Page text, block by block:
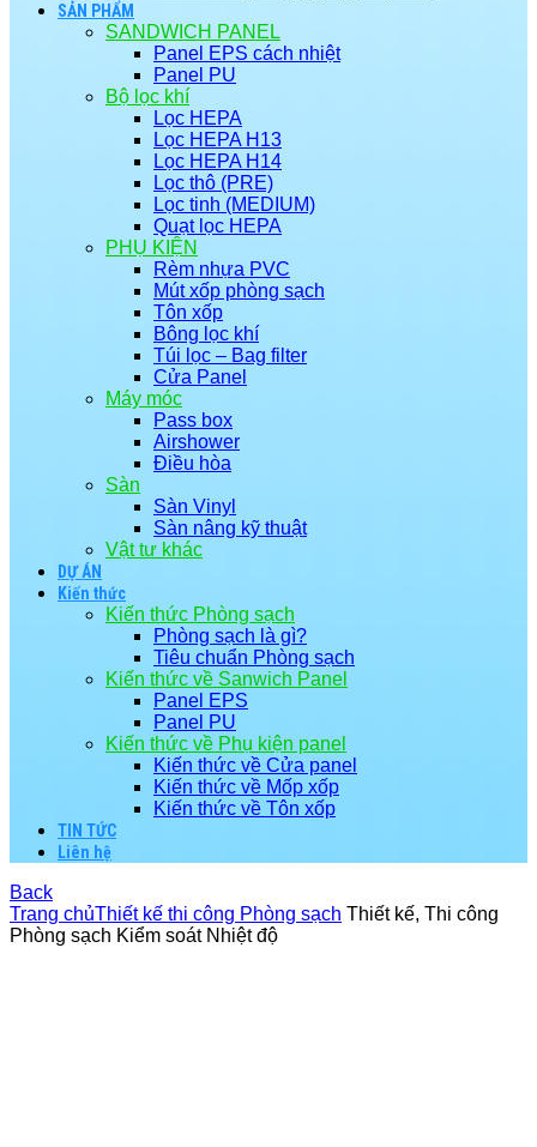
SẢN PHẨM
SANDWICH PANEL
Panel EPS cách nhiệt
Panel PU
Bộ lọc khí
Lọc HEPA
Lọc HEPA H13
Lọc HEPA H14
Lọc thô (PRE)
Lọc tinh (MEDIUM)
Quạt lọc HEPA
PHỤ KIỆN
Rèm nhựa PVC
Mút xốp phòng sạch
Tôn xốp
Bông lọc khí
Túi lọc – Bag filter
Cửa Panel
Máy móc
Pass box
Airshower
Điều hòa
Sàn
Sàn Vinyl
Sàn nâng kỹ thuật
Vật tư khác
DỰ ÁN
Kiến thức
Kiến thức Phòng sạch
Phòng sạch là gì?
Tiêu chuẩn Phòng sạch
Kiến thức về Sanwich Panel
Panel EPS
Panel PU
Kiến thức về Phụ kiện panel
Kiến thức về Cửa panel
Kiến thức về Mốp xốp
Kiến thức về Tôn xốp
TIN TỨC
Liên hệ
Back
Trang chủThiết kế thi công Phòng sạch Thiết kế, Thi công
Phòng sạch Kiểm soát Nhiệt độ